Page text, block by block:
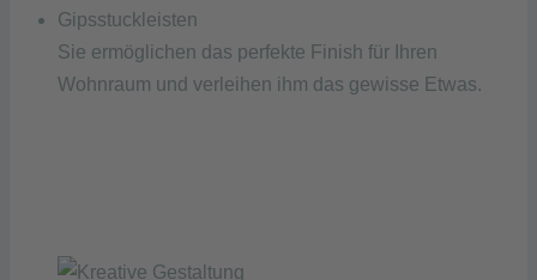
Gipsstuckleisten
Sie ermöglichen das perfekte Finish für Ihren
Wohnraum und verleihen ihm das gewisse Etwas.